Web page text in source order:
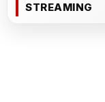
STREAMING